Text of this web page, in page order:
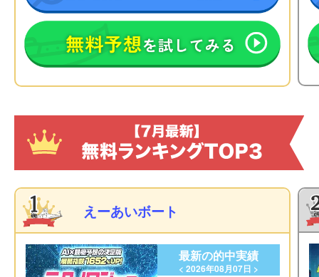
えーあいボート
最新の的中実績
< 2026年08月07日 >